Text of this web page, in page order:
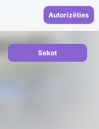
Autorizēties
Sekot